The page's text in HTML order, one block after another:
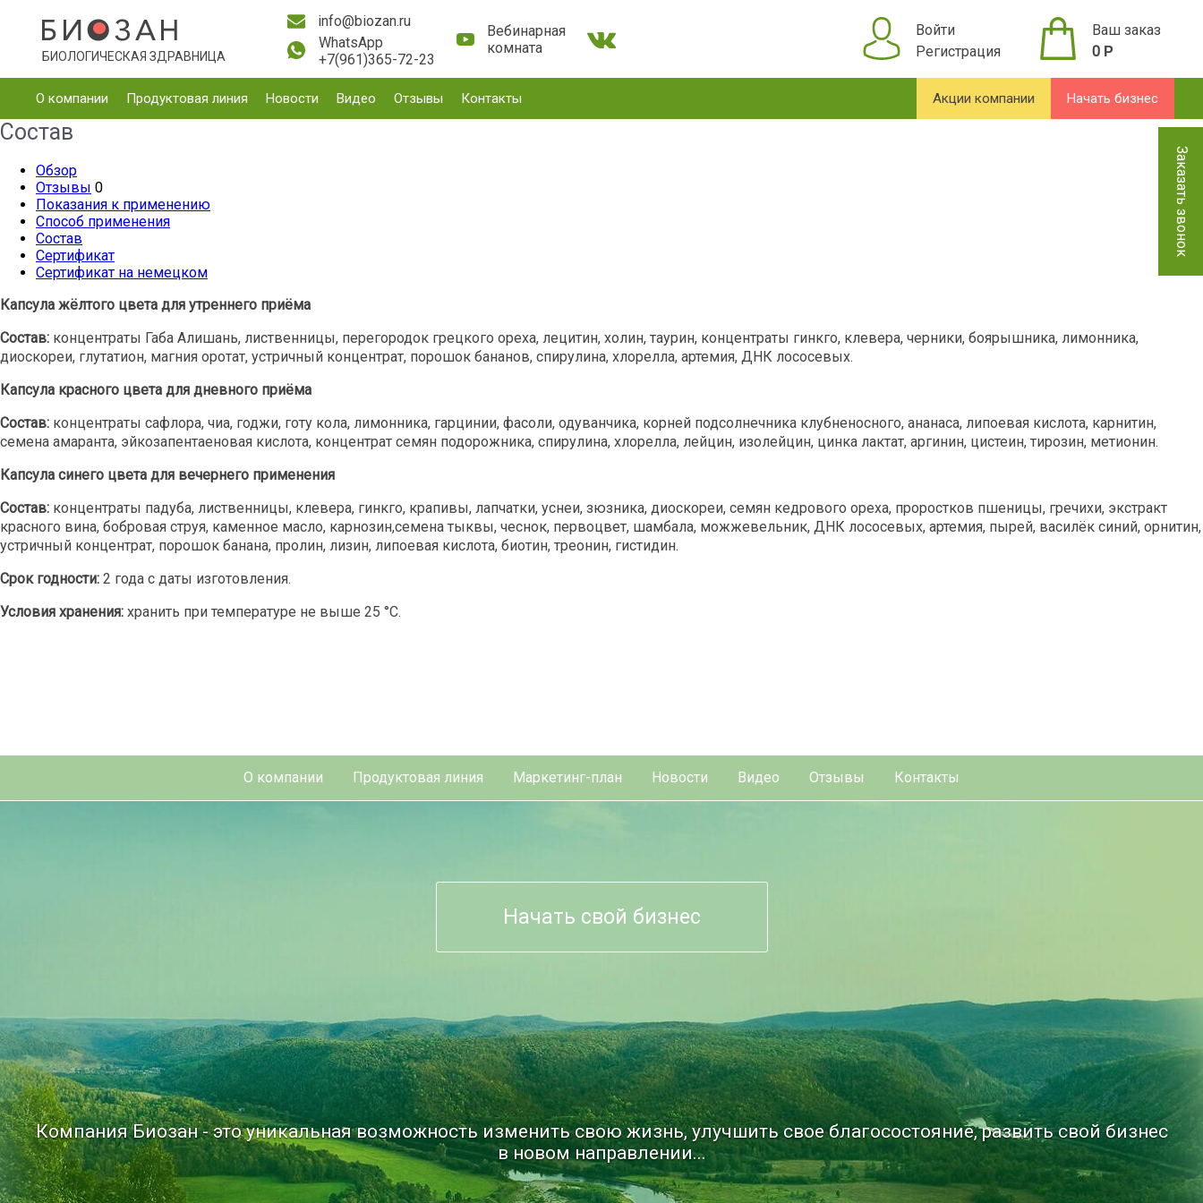
БИОЛОГИЧЕСКАЯ ЗДРАВНИЦА
info@biozan.ru
WhatsApp
+7(961)365-72-23
Вебинарная
комната
Ваш заказ
0 Р
Войти
Регистрация
О компании Продуктовая линия Новости Видео Отзывы Контакты Начать бизнес
Акции компании
Заказать звонок
Состав
Обзор
Отзывы 0
Показания к применению
Способ применения
Состав
Сертификат
Сертификат на немецком
Капсула жёлтого цвета для утреннего приёма
Состав: концентраты Габа Алишань, лиственницы, перегородок грецкого ореха, лецитин, холин, таурин, концентраты гинкго, клевера, черники, боярышника, лимонника,
диоскореи, глутатион, магния оротат, устричный концентрат, порошок бананов, спирулина, хлорелла, артемия, ДНК лососевых.
Капсула красного цвета для дневного приёма
Состав: концентраты сафлора, чиа, годжи, готу кола, лимонника, гарцинии, фасоли, одуванчика, корней подсолнечника клубненосного, ананаса, липоевая кислота, карнитин,
семена амаранта, эйкозапентаеновая кислота, концентрат семян подорожника, спирулина, хлорелла, лейцин, изолейцин, цинка лактат, аргинин, цистеин, тирозин, метионин.
Капсула синего цвета для вечернего применения
Состав: концентраты падуба, лиственницы, клевера, гинкго, крапивы, лапчатки, уснеи, зюзника, диоскореи, семян кедрового ореха, проростков пшеницы, гречихи, экстракт
красного вина, бобровая струя, каменное масло, карнозин,семена тыквы, чеснок, первоцвет, шамбала, можжевельник, ДНК лососевых, артемия, пырей, василёк синий, орнитин,
устричный концентрат, порошок банана, пролин, лизин, липоевая кислота, биотин, треонин, гистидин.
Срок годности: 2 года с даты изготовления.
Условия хранения: хранить при температуре не выше 25 °С.
О компании Продуктовая линия Маркетинг-план Новости Видео Отзывы Контакты
Начать свой бизнес
Компания Биозан - это уникальная возможность изменить свою жизнь, улучшить свое благосостояние, развить свой бизнес
в новом направлении...